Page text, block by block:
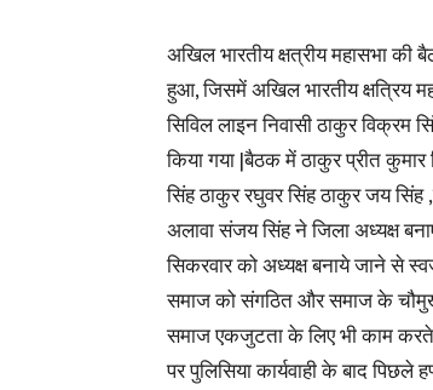
अखिल भारतीय क्षत्रीय महासभा की
हुआ, जिसमें अखिल भारतीय क्षत्रिय
सिविल लाइन निवासी ठाकुर विक्रम
किया गया |बैठक में ठाकुर प्रीत कुमार
सिंह ठाकुर रघुवर सिंह ठाकुर जय
अलावा संजय सिंह ने जिला अध्यक्ष
सिकरवार को अध्यक्ष बनाये जाने से
समाज को संगठित और समाज के
समाज एकजुटता के लिए भी काम करते
पर पुलिसिया कार्यवाही के बाद पिछले